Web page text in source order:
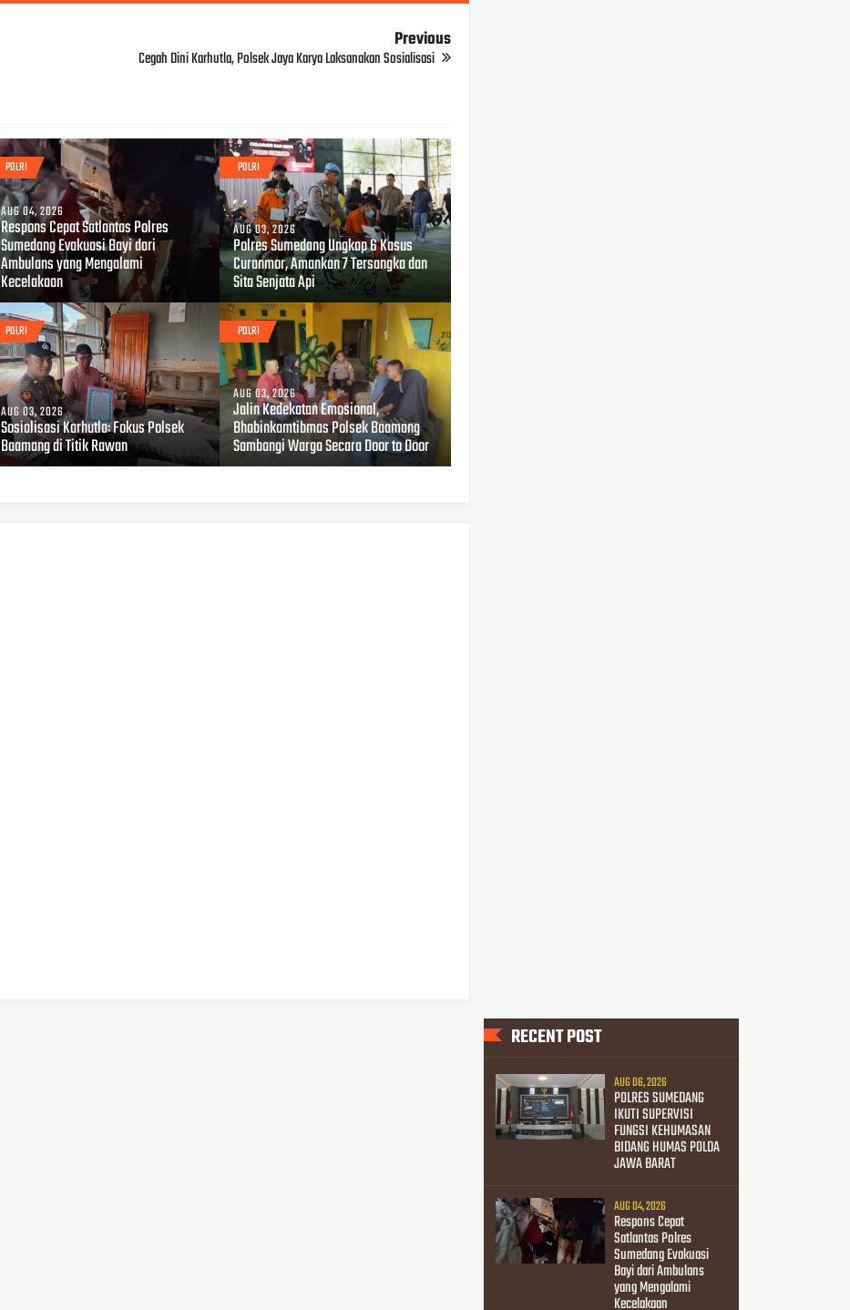
Previous
Cegah Dini Karhutla, Polsek Jaya Karya Laksanakan Sosialisasi
POLRI
AUG 04, 2026
Respons Cepat Satlantas Polres
Sumedang Evakuasi Bayi dari
Ambulans yang Mengalami
Kecelakaan
POLRI
AUG 03, 2026
Polres Sumedang Ungkap 6 Kasus
Curanmor, Amankan 7 Tersangka dan
Sita Senjata Api
POLRI
AUG 03, 2026
Sosialisasi Karhutla: Fokus Polsek
Baamang di Titik Rawan
POLRI
AUG 03, 2026
Jalin Kedekatan Emosional,
Bhabinkamtibmas Polsek Baamang
Sambangi Warga Secara Door to Door
RECENT POST
AUG 06, 2026
POLRES SUMEDANG
IKUTI SUPERVISI
FUNGSI KEHUMASAN
BIDANG HUMAS POLDA
JAWA BARAT
AUG 04, 2026
Respons Cepat
Satlantas Polres
Sumedang Evakuasi
Bayi dari Ambulans
yang Mengalami
Kecelakaan